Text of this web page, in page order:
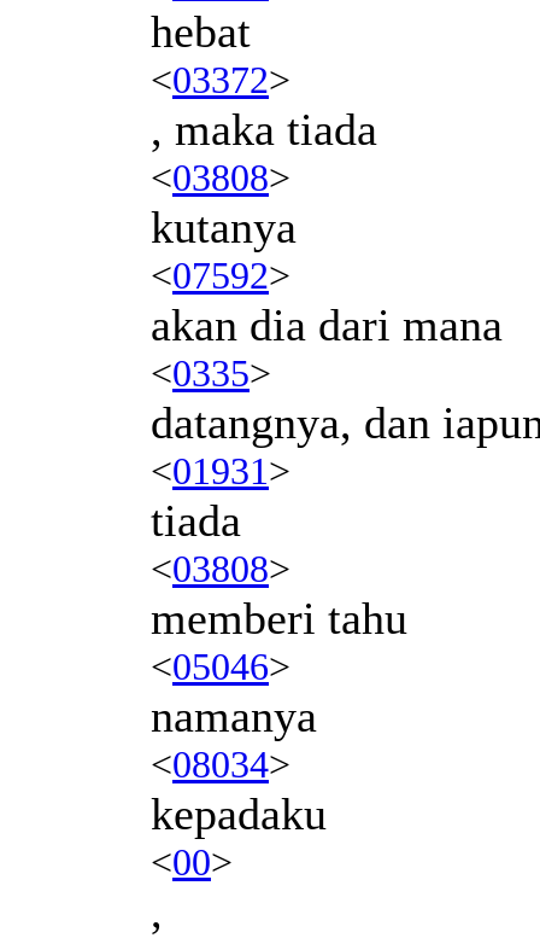
hebat
<03372>
, maka tiada
<03808>
kutanya
<07592>
akan dia dari mana
<0335>
datangnya, dan
<01931>
tiada
<03808>
memberi tahu
<05046>
namanya
<08034>
kepadaku
<00>
,